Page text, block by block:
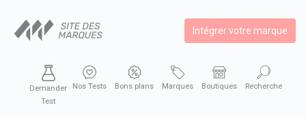
Intégrer votre marque
Demander
Test
Nos Tests Bons plans Marques Boutiques Recherche